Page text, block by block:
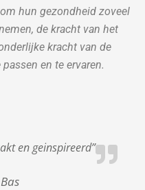
hun gezondheid zoveel
de kracht van het
kracht van de
en te ervaren.
en geinspireerd”